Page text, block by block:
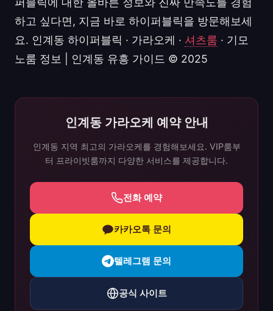
하고 싶다면, 지금 바로 하이퍼블릭을 방문해보세
요. 인계동 하이퍼블릭 · 가라오케 · 셔츠룸 · 기모
노룸 정보 | 인계동 유흥 가이드 © 2025
인계동 가라오케 예약 안내
인계동 지역 최고의 가라오케를 경험해보세요. VIP룸부
터 프라이빗룸까지 다양한 서비스를 제공합니다.
전화 예약
카카오톡 문의
텔레그램 문의
공식 사이트